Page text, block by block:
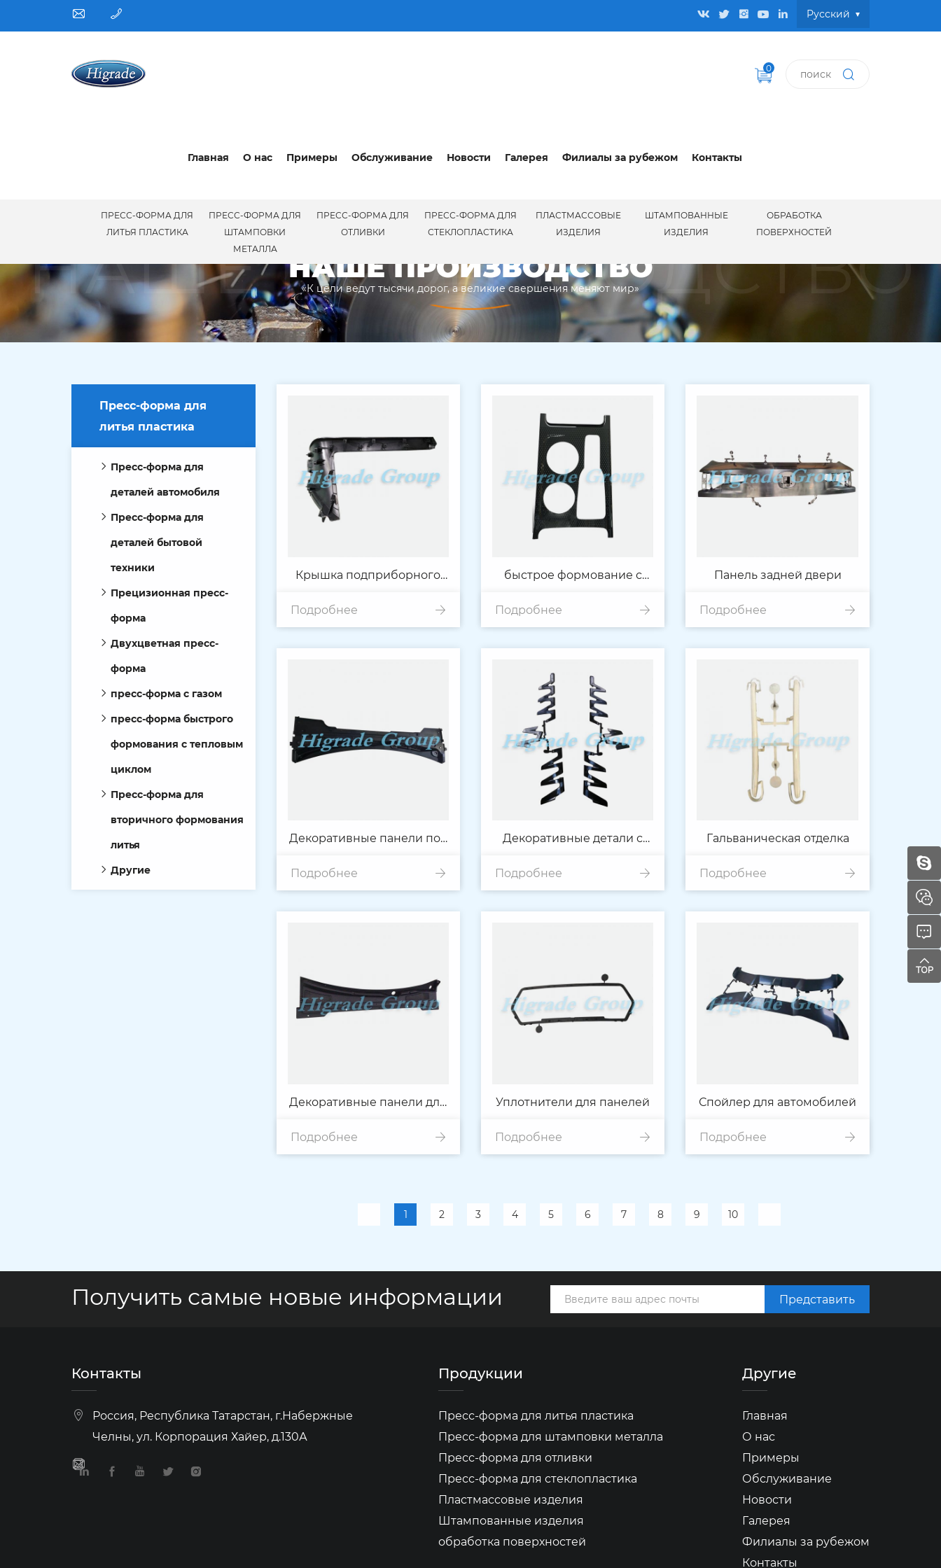
Pусский
0
Главная О нас Примеры Обслуживание Новости Галерея Филиалы за рубежом Контакты
ПРЕСС-ФОРМА ДЛЯ
ЛИТЬЯ ПЛАСТИКА
ПРЕСС-ФОРМА ДЛЯ
ШТАМПОВКИ
МЕТАЛЛА
ПРЕСС-ФОРМА ДЛЯ
ОТЛИВКИ
ПРЕСС-ФОРМА ДЛЯ
СТЕКЛОПЛАСТИКА
ПЛАСТМАССОВЫЕ
ИЗДЕЛИЯ
ШТАМПОВАННЫЕ
ИЗДЕЛИЯ
ОБРАБОТКА
ПОВЕРХНОСТЕЙ
НАШЕ ПРОИЗВОДСТВО
НАШЕ ПРОИЗВОДСТВО
«К цели ведут тысячи дорог, а великие свершения меняют мир»
Пресс-форма для
литья пластика
Пресс-форма для
деталей автомобиля
Пресс-форма для
деталей бытовой
техники
Прецизионная пресс-
форма
Двухцветная пресс-
форма
пресс-форма с газом
пресс-форма быстрого
формования с тепловым
циклом
Пресс-форма для
вторичного формования
литья
Другие
Крышка подприборного
отсека
Подробнее
быстрое формование с
тепловым циклом
Подробнее
Панель задней двери
Подробнее
Декоративные панели под
ветровым стеклом
Подробнее
Декоративные детали с
гальваническим
покрытием
Подробнее
Гальваническая отделка
Подробнее
Декоративные панели для
ветрового стекла
Подробнее
Уплотнители для панелей
Подробнее
Спойлер для автомобилей
Подробнее
1 2 3 4 5 6 7 8 9 10
Получить самые новые информации Представить
Контакты
Россия, Республика Татарстан, г.Набержные
Челны, ул. Корпорация Хайер, д.130А
Продукции
Пресс-форма для литья пластика
Пресс-форма для штамповки металла
Пресс-форма для отливки
Пресс-форма для стеклопластика
Пластмассовые изделия
Штампованные изделия
обработка поверхностей
Другие
Главная
О нас
Примеры
Обслуживание
Новости
Галерея
Филиалы за рубежом
Контакты